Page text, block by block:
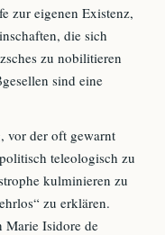
zur eigenen Existenz,
die sich
zu nobilitieren
sind eine
vor der oft gewarnt
teleologisch zu
kulminieren zu
zu erklären.
Marie Isidore de